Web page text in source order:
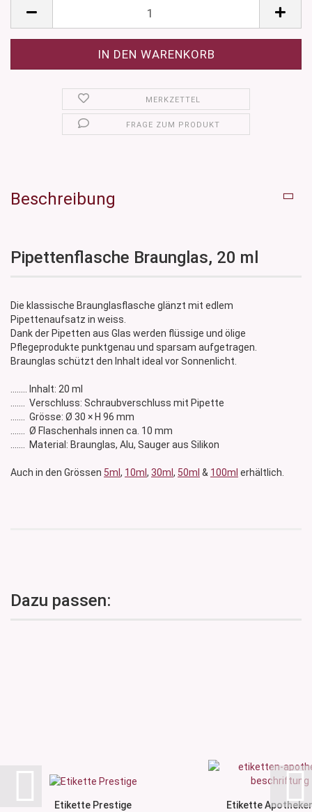
MERKZETTEL
FRAGE ZUM PRODUKT
Beschreibung
Pipettenflasche Braunglas, 20 ml
Die klassische Braunglasflasche glänzt mit edlem
Pipettenaufsatz in weiss.
Dank der Pipetten aus Glas werden flüssige und ölige
Pflegeprodukte punktgenau und sparsam aufgetragen.
Braunglas schützt den Inhalt ideal vor Sonnenlicht.
........ Inhalt: 20 ml
....... Verschluss: Schraubverschluss mit Pipette
....... Grösse: Ø 30 × H 96 mm
....... Ø Flaschenhals innen ca. 10 mm
....... Material: Braunglas, Alu, Sauger aus Silikon
Auch in den Grössen 5ml , 10ml , 30ml , 50ml & 100ml erhältlich.
Dazu passen:
Etikette Prestige Etikette